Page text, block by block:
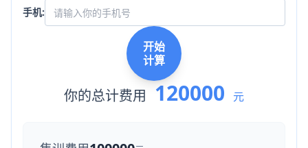
手机:
开始
计算
你的总计费用 120000 元